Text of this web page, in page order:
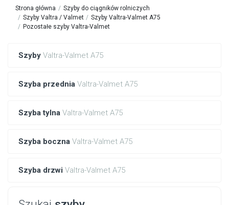
Szyby Valtra-Valmet A75
Szyba przednia Valtra-Valmet A75
Szyba tylna Valtra-Valmet A75
Szyba boczna Valtra-Valmet A75
Szyba drzwi Valtra-Valmet A75
Strona główna
Szyby do ciągników rolniczych
Szyby Valtra / Valmet
Szyby Valtra-Valmet A75
Pozostałe szyby Valtra-Valmet